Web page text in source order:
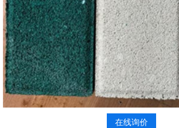
在线询价